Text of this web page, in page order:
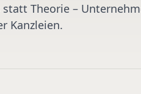
Theorie –
Kanzleien.